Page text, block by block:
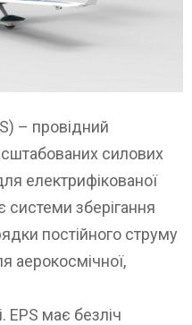
– провідний
силових
електрифікованої
системи зберігання
постійного струму
аерокосмічної,
EPS має безліч